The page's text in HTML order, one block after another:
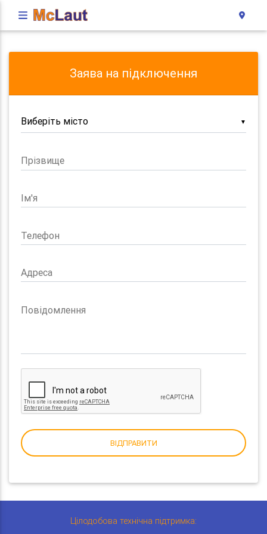
Заява на підключення
▼
Прізвище
Ім'я
Телефон
Адреса
Повідомлення
ВІДПРАВИТИ
Цілодобова технічна підтримка: